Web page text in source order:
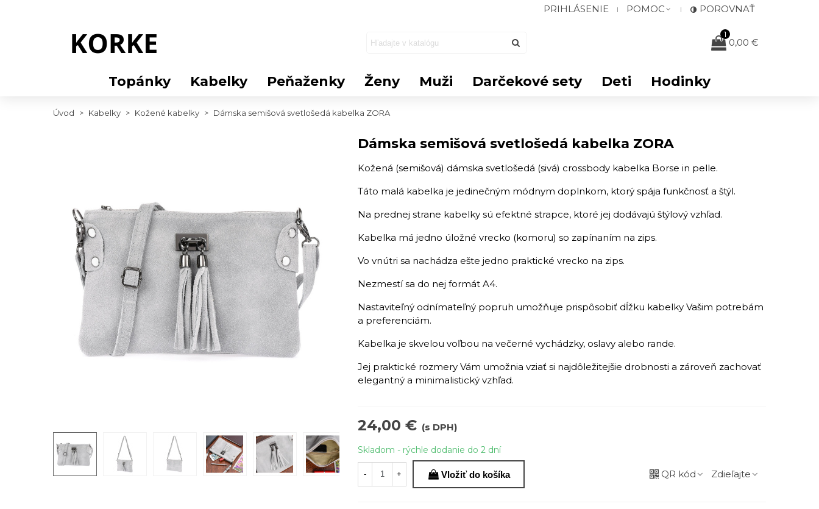
PRIHLÁSENIE POMOC POROVNAŤ
1
0,00 €
Topánky Kabelky Peňaženky Ženy Muži Darčekové sety Deti Hodinky
Úvod > Kabelky > Kožené kabelky > Dámska semišová svetlošedá kabelka ZORA
Dámska semišová svetlošedá kabelka ZORA
Kožená (semišová) dámska svetlošedá (sivá) crossbody kabelka Borse in pelle.
Táto malá kabelka je jedinečným módnym doplnkom, ktorý spája funkčnosť a štýl.
Na prednej strane kabelky sú efektné strapce, ktoré jej dodávajú štýlový vzhľad.
Kabelka má jedno úložné vrecko (komoru) so zapínaním na zips.
Vo vnútri sa nachádza ešte jedno praktické vrecko na zips.
Nezmestí sa do nej formát A4.
Nastaviteľný odnímateľný popruh umožňuje prispôsobiť dĺžku kabelky Vašim potrebám
a preferenciám.
Kabelka je skvelou voľbou na večerné vychádzky, oslavy alebo rande.
Jej praktické rozmery Vám umožnia vziať si najdôležitejšie drobnosti a zároveň zachovať
elegantný a minimalistický vzhľad.
24,00 € (s DPH)
Skladom - rýchle dodanie do 2 dní
- + Vložiť do košíka QR kód Zdieľajte